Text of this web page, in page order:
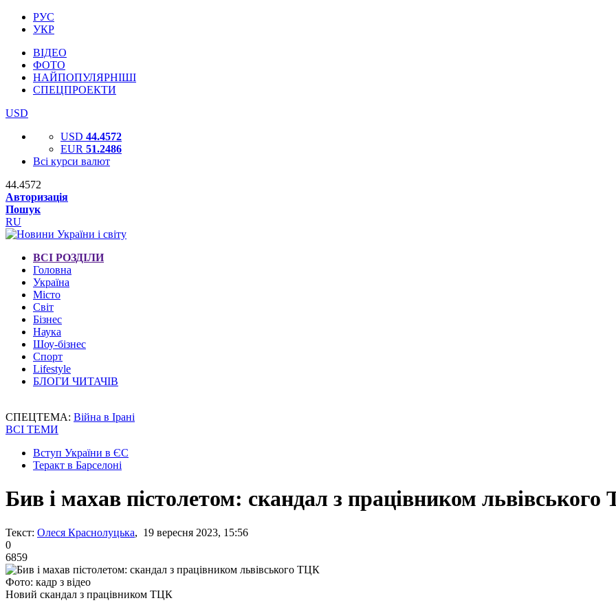
РУС
УКР
ВІДЕО
ФОТО
НАЙПОПУЛЯРНІШІ
СПЕЦПРОЕКТИ
USD
USD 44.4572
EUR 51.2486
Всі курси валют
44.4572
Авторизація
Пошук
RU
ВСІ РОЗДІЛИ
Головна
Україна
Місто
Світ
Бізнес
Наука
Шоу-бізнес
Спорт
Lifestyle
БЛОГИ ЧИТАЧІВ
СПЕЦТЕМА: Війна в Ірані
ВСІ ТЕМИ
Вступ України в ЄС
Теракт в Барселоні
Бив і махав пістолетом: скандал з працівником
Текст: Олеся Краснолуцька, 19 вересня 2023, 15:56
0
6859
Фото: кадр з відео
Новий скандал з працівником ТЦК